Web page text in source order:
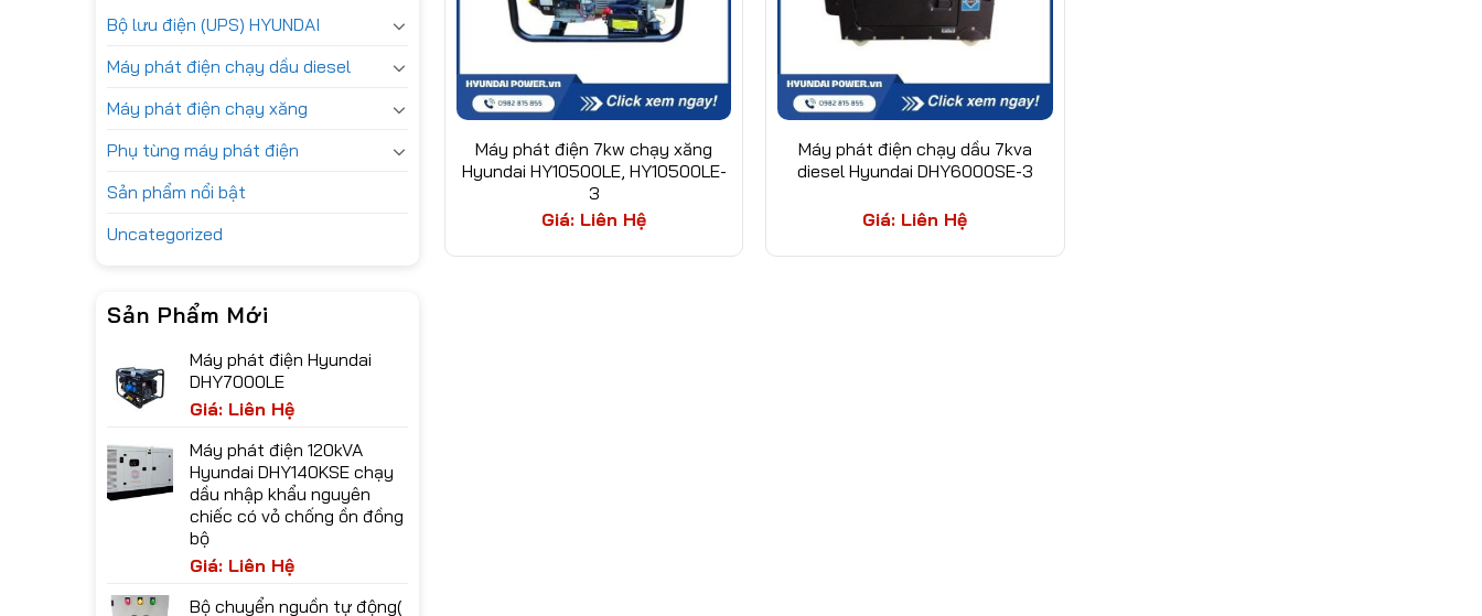
Bộ lưu điện (UPS) HYUNDAI
Máy phát điện chạy dầu diesel
Máy phát điện chạy xăng
Phụ tùng máy phát điện
Sản phẩm nổi bật
Uncategorized
Sản Phẩm Mới
Máy phát điện Hyundai
DHY7000LE
Giá: Liên Hệ
Máy phát điện 120kVA
Hyundai DHY140KSE chạy
dầu nhập khẩu nguyên
chiếc có vỏ chống ồn đồng
bộ
Giá: Liên Hệ
Bộ chuyển nguồn tự động(
Máy phát điện 7kw chạy xăng
Hyundai HY10500LE, HY10500LE-
3
Giá: Liên Hệ
Máy phát điện chạy dầu 7kva
diesel Hyundai DHY6000SE-3
Giá: Liên Hệ